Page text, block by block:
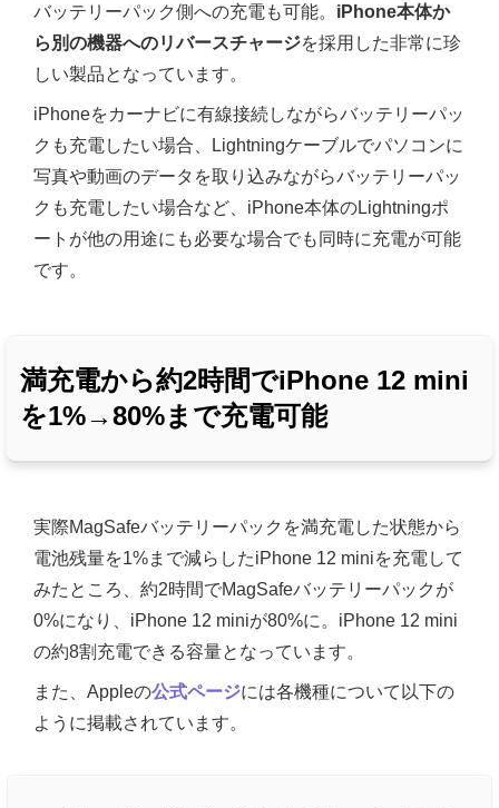
バッテリーパック側への充電も可能。 iPhone本体か
ら別の機器へのリバースチャージを採用した非常に珍
しい製品となっています。
iPhoneをカーナビに有線接続しながらバッテリーパッ
クも充電したい場合、Lightningケーブルでパソコンに
写真や動画のデータを取り込みながらバッテリーパッ
クも充電したい場合など、iPhone本体のLightningポ
ートが他の用途にも必要な場合でも同時に充電が可能
です。
満充電から約2時間でiPhone 12 mini
を1%→80%まで充電可能
実際MagSafeバッテリーパックを満充電した状態から
電池残量を1%まで減らしたiPhone 12 miniを充電して
みたところ、約2時間でMagSafeバッテリーパックが
0%になり、iPhone 12 miniが80%に。iPhone 12 mini
の約8割充電できる容量となっています。
また、Appleの公式ページには各機種について以下の
ように掲載されています。